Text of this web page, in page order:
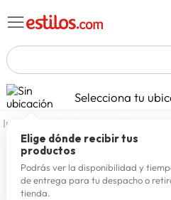
TÉRMINOS MÁS BUSCADOS
1. zapatillas mujer
2. celulares
3. zapatillas hombre
4. moda
Selecciona tu
Elige dónde recibir tus
productos
Podrás ver la disponibilidad y
de entrega para tu despacho o
tienda.
calzado y zapatillas
PUMA
Puma Calzado Juvenil